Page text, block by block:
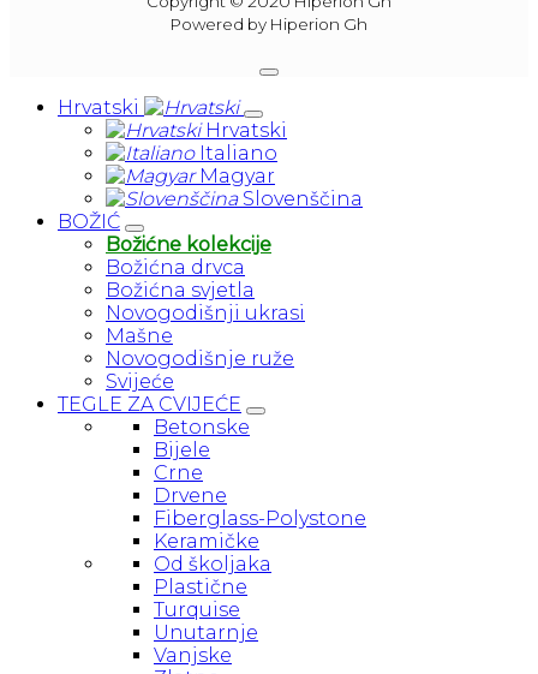
Powered by Hiperion Gh
Hrvatski
Hrvatski
Italiano
Magyar
Slovenščina
BOŽIĆ
Božićne kolekcije
Božićna drvca
Božićna svjetla
Novogodišnji ukrasi
Mašne
Novogodišnje ruže
Svijeće
TEGLE ZA CVIJEĆE
Betonske
Bijele
Crne
Drvene
Fiberglass-Polystone
Keramičke
Od školjaka
Plastične
Turquise
Unutarnje
Vanjske